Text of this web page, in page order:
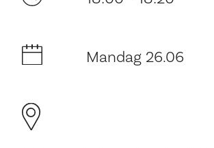
Mandag 26.06